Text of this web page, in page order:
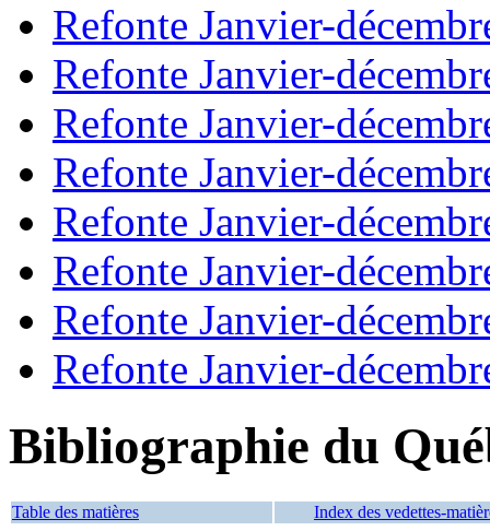
Refonte Janvier-
Refonte Janvier-
Refonte Janvier-
Refonte Janvier-
Refonte Janvier-
Refonte Janvier-
Refonte Janvier-
Refonte Janvier-
Bibliographie du
Table des matières Index des vedettes-